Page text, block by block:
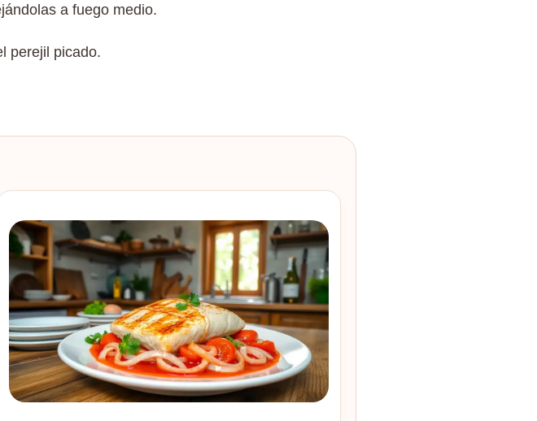
a fuego medio.
perejil picado.